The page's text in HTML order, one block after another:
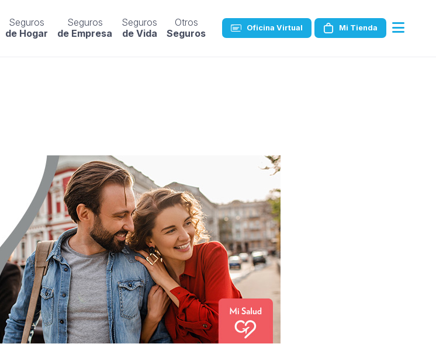
Seguros
de Hogar
Seguros
de Empresa
Seguros
de Vida
Otros
Seguros
Oficina Virtual Mi Tienda